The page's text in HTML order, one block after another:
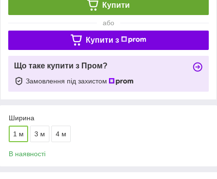
Купити
або
Купити з
Що таке купити з Пром?
Замовлення під захистом
Ширина
1 м 3 м 4 м
В наявності